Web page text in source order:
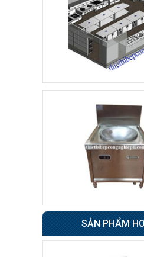
dụng
Tủ sấy cốc
8.500.000 đ
7.800.000 đ
dụng
Tủ đông 6
Giá :
Không áp
4 cánh
49.000.000 đ
SẢN PHẨM